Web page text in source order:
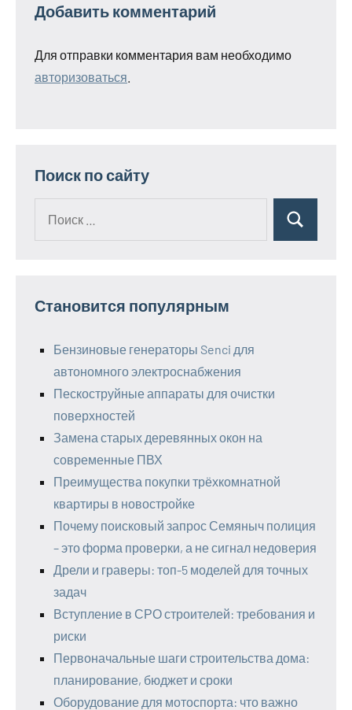
Добавить комментарий
Для отправки комментария вам необходимо
авторизоваться
Поиск по сайту
Поиск
Становится популярным
Бензиновые генераторы Senci для
автономного электроснабжения
Пескоструйные аппараты для очистки
поверхностей
Замена старых деревянных окон на
современные ПВХ
Преимущества покупки трёхкомнатной
квартиры в новостройке
Почему поисковый запрос Семяныч полиция
– это форма проверки, а не сигнал недоверия
Дрели и граверы: топ-5 моделей для точных
задач
Вступление в СРО строителей: требования и
риски
Первоначальные шаги строительства дома:
планирование, бюджет и сроки
Оборудование для мотоспорта: что важно